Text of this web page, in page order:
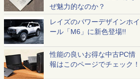
ぜ魅力的なのか？
レイズのパワーデザインホイ
ール「M6」に新色登場!!
性能の良いお得な中古PC情
報はこのページでチェック！